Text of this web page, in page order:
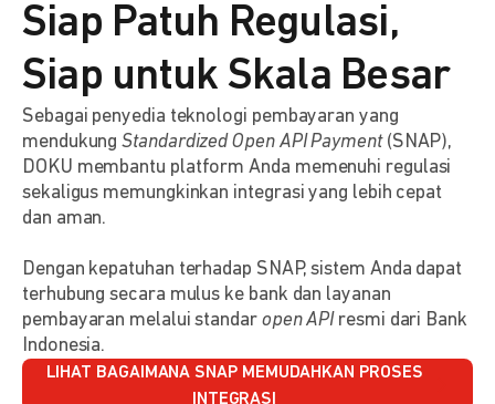
Siap Patuh Regulasi,
Siap untuk Skala Besar
Sebagai penyedia teknologi pembayaran yang
mendukungStandardized Open API Payment(SNAP),
DOKU membantu platform Anda memenuhi regulasi
sekaligus memungkinkan integrasi yang lebih cepat
dan aman.
Dengan kepatuhan terhadap SNAP, sistem Anda dapat
terhubung secara mulus ke bank dan layanan
pembayaran melalui standar open APIresmi dari Bank
Indonesia.
LIHAT BAGAIMANA SNAP MEMUDAHKAN PROSES
INTEGRASI